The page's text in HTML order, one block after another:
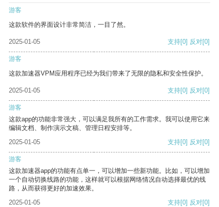
游客
这款软件的界面设计非常简洁，一目了然。
2025-01-05 支持[0] 反对[0]
游客
这款加速器VPM应用程序已经为我们带来了无限的隐私和安全性保护。
2025-01-05 支持[0] 反对[0]
游客
这款app的功能非常强大，可以满足我所有的工作需求。我可以使用它来
编辑文档、制作演示文稿、管理日程安排等。
2025-01-05
支持[0] 反对[0]
游客
这款加速器app的功能有点单一，可以增加一些新功能。比如，可以增加
一个自动切换线路的功能，这样就可以根据网络情况自动选择最优的线
路，从而获得更好的加速效果。
2025-01-05
支持[0] 反对[0]